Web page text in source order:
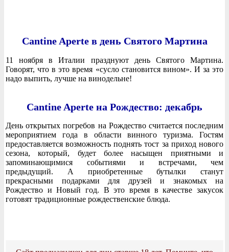
Cantine Aperte в день Святого Мартина
11 ноября в Италии празднуют день Святого Мартина.
Говорят, что в это время «сусло становится вином». И за это
надо выпить, лучше на винодельне!
Cantine Aperte на Рождество: декабрь
День открытых погребов на Рождество считается последним
мероприятием года в области винного туризма. Гостям
предоставляется возможность поднять тост за приход нового
сезона, который, будет более насыщен приятными и
запоминающимися событиями и встречами, чем
предыдущий. А приобретенные бутылки станут
прекрасными подарками для друзей и знакомых на
Рождество и Новый год. В это время в качестве закусок
готовят традиционные рождественские блюда.